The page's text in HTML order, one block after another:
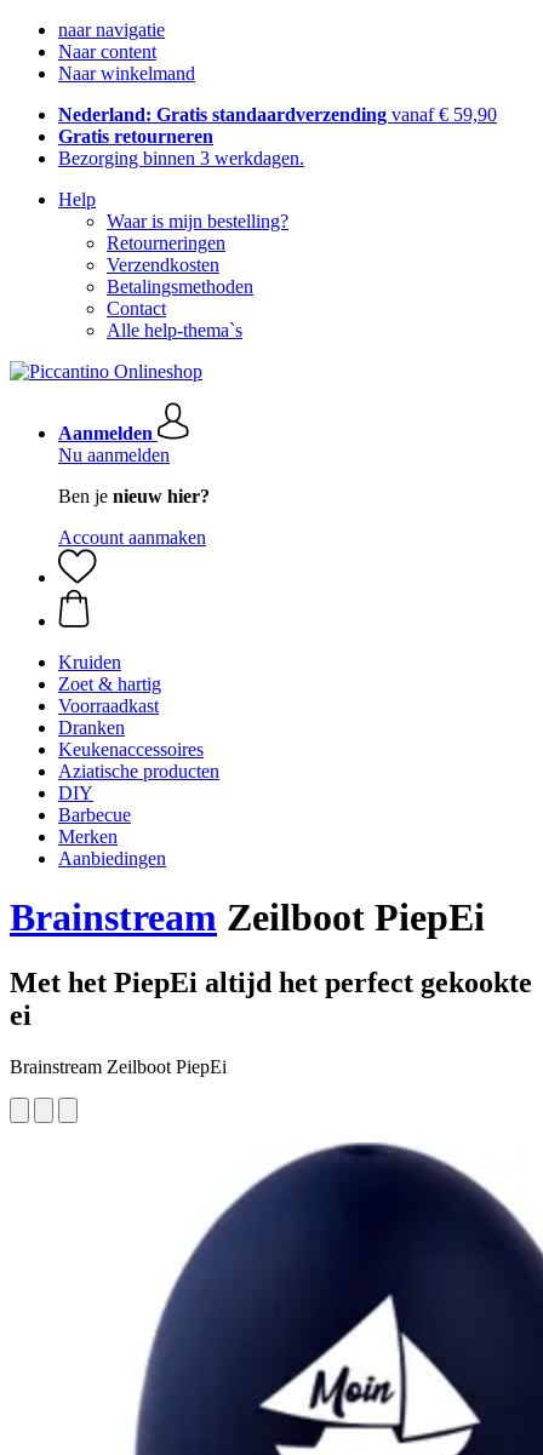
naar navigatie
Naar content
Naar winkelmand
Nederland: Gratis standaardverzending vanaf € 59,90
Gratis retourneren
Bezorging binnen 3 werkdagen.
Help
Waar is mijn bestelling?
Retourneringen
Verzendkosten
Betalingsmethoden
Contact
Alle help-thema`s
Aanmelden
Nu aanmelden
Ben je nieuw hier?
Account aanmaken
Kruiden
Zoet & hartig
Voorraadkast
Dranken
Keukenaccessoires
Aziatische producten
DIY
Barbecue
Merken
Aanbiedingen
Brainstream Zeilboot PiepEi
Met het PiepEi altijd het perfect gekookte
ei
Brainstream Zeilboot PiepEi